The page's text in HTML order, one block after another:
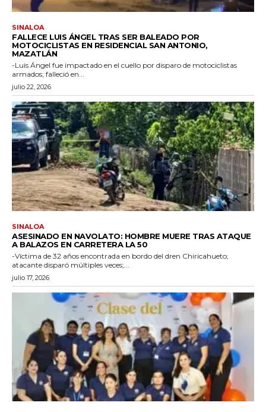
SINALOA
FALLECE LUIS ÁNGEL TRAS SER BALEADO POR
MOTOCICLISTAS EN RESIDENCIAL SAN ANTONIO,
MAZATLÁN
-Luis Ángel fue impactado en el cuello por disparo de motociclistas
armados; falleció en...
julio 22, 2026
SINALOA
ASESINADO EN NAVOLATO: HOMBRE MUERE TRAS ATAQUE
A BALAZOS EN CARRETERA LA 50
-Víctima de 32 años encontrada en bordo del dren Chiricahueto;
atacante disparó múltiples veces;...
julio 17, 2026